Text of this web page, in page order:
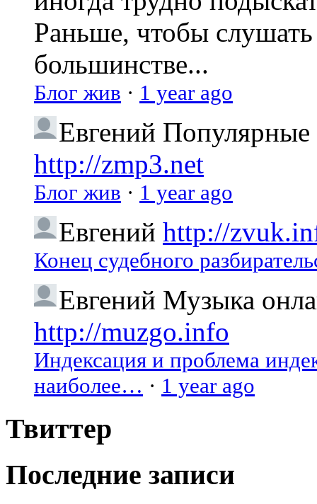
Раньше, чтобы слушать
большинстве...
Блог жив · 1 year ago
Евгений Популярные
http://zmp3.net
Блог жив · 1 year ago
Евгений http://
Конец судебного
Евгений Музыка
http://muzgo.info
Индексация и проблема
наиболее… · 1 year ago
Твиттер
Последние записи